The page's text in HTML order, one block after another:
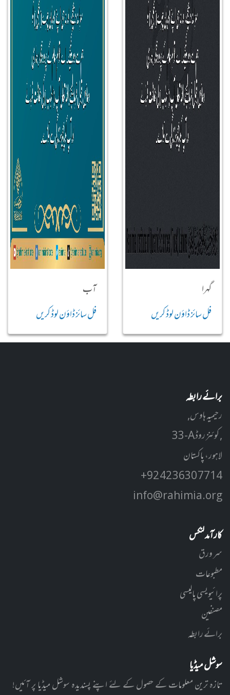
گہرا
فل سائز ڈاؤن لوڈ کریں
آب
فل سائز ڈاؤن لوڈ کریں
برائے رابطہ
رحیمیہ ہاوس,
33-A کوئنز روڈ ,
لاہور، پاکستان
+92 42 3630 7714
info@rahimia.org
کارآمد لنکس
سر ورق
مطبوعات
پرائیویسی پالیسی
مصنفین
برائے رابطہ
سوشل میڈیا
تازہ ترین معلومات کے حصول کے لئے اپنے پسندیدہ سوشل میڈیا پر آئیں!